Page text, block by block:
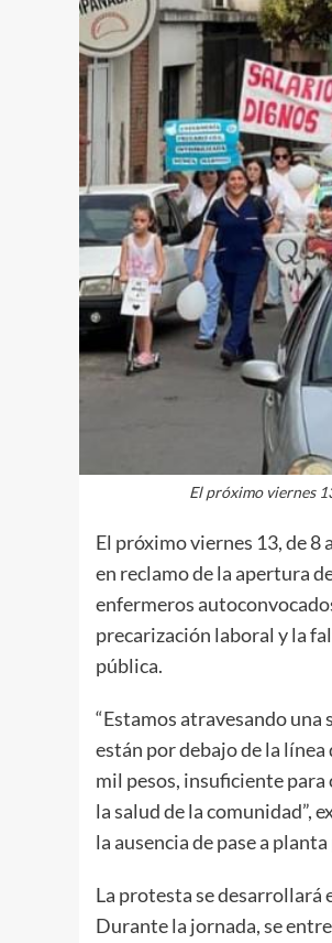
El próximo viernes
El próximo viernes 13, de
en reclamo de la apertura
enfermeros
precarización laboral y la
pública.
“Estamos atravesando
están por debajo de la línea
mil pesos, insuficiente
la salud de la comunidad”,
la ausencia de pase a
La protesta se desarrollará
Durante la jornada, se